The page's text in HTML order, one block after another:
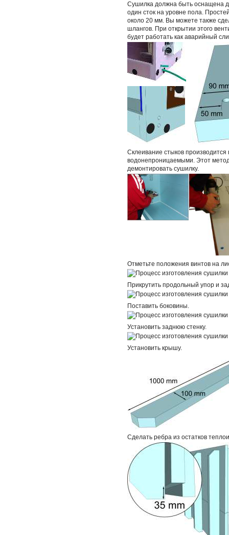
Сушилка должна быть оснащена
один сток на уровне пола.
около 20 мм. Вы можете также
шлангов. При открытии этого
будет работать как аварийный
Склеивание стыков
водонепроницаемыми. Этот
демонтировать сушилку.
Отметьте положения винтов на
Прикрутить продольный упор и
Поставить боковины.
Установить заднюю стенку.
Установить крышу.
Сделать ребра из остатков